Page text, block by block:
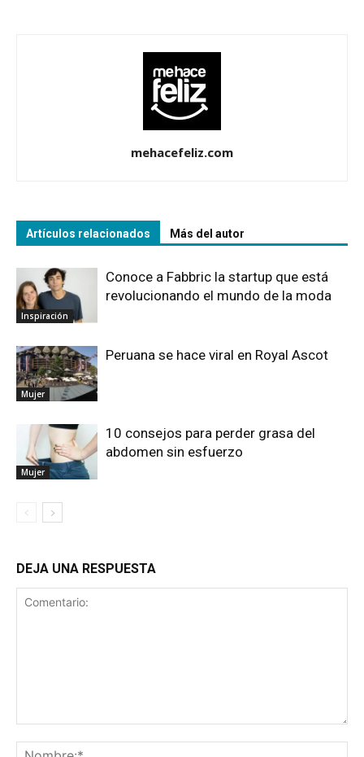
mehacefeliz.com
Artículos relacionados Más del autor
Inspiración
Conoce a Fabbric la startup que está
revolucionando el mundo de la moda
Mujer
Peruana se hace viral en Royal Ascot
Mujer
10 consejos para perder grasa del
abdomen sin esfuerzo
DEJA UNA RESPUESTA